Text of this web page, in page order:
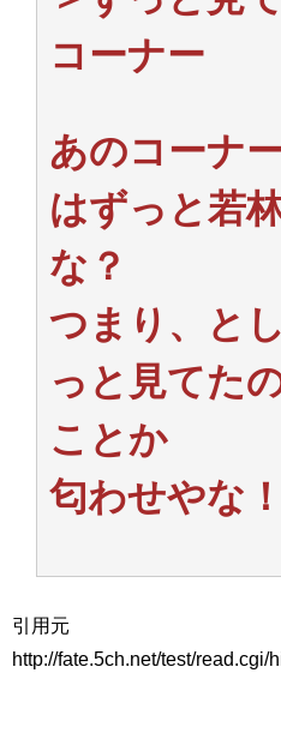
コーナー
あのコーナ
はずっと若
な？
つまり、と
っと見てた
ことか
匂わせやな！
引用元
http://fate.5ch.net/test/